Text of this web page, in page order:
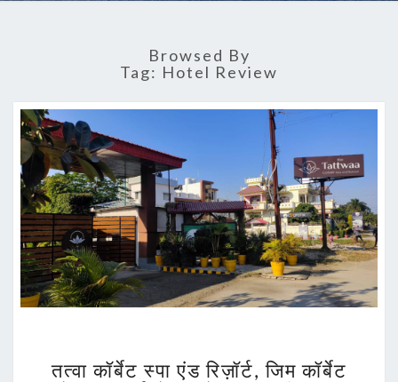
Browsed By
Tag: Hotel Review
कॉर्बेट
तत्वा कॉर्बेट स्पा एंड रिज़ॉर्ट, जिम कॉर्बेट